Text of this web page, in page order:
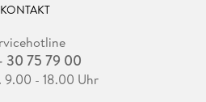
KONTAKT
30 75 79 00
9.00 - 18.00 Uhr